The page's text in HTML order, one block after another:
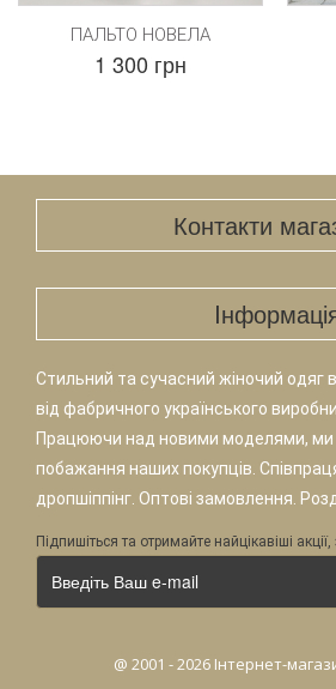
ПАЛЬТО НОВЕЛА
1 300 грн
Контакти
Стильний та сучасний жіночий одяг
від фабричного українського
Працюючи над новими моделями, ми
побажання наших покупців.
дропшіппінг. Оптові замовлення.
Підпишіться та отримайте найцікавіші
@ 2001 - 2026 Інтернет-